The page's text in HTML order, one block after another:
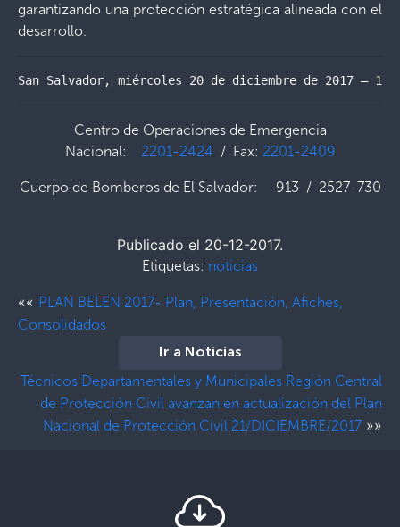
garantizando una protección estratégica alineada con el
desarrollo.
San Salvador, miércoles 20 de diciembre de 2017 –
Centro de Operaciones de Emergencia
Nacional: 2201-2424 / Fax: 2201-2409
Cuerpo de Bomberos de El Salvador: 913 / 2527-730
Publicado el 20-12-2017.
Etiquetas: noticias
«« PLAN BELEN 2017- Plan, Presentación, Afiches,
Consolidados
Ir a Noticias
Técnicos Departamentales y Municipales Región Central
de Protección Civil avanzan en actualización del Plan
Nacional de Protección Civil 21/DICIEMBRE/2017 »»